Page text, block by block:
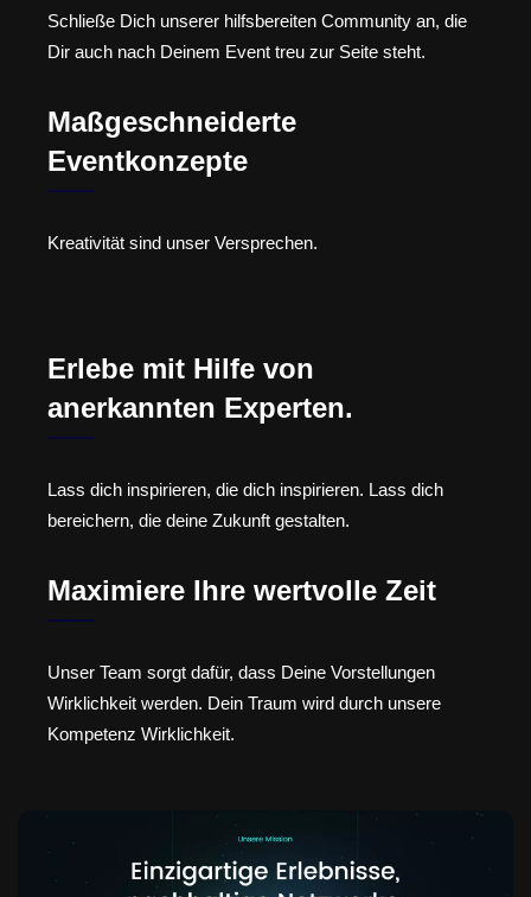
Schließe Dich unserer hilfsbereiten Community an, die
Dir auch nach Deinem Event treu zur Seite steht.
Maßgeschneiderte
Eventkonzepte
Kreativität sind unser Versprechen.
Erlebe mit Hilfe von
anerkannten Experten.
Lass dich inspirieren, die dich inspirieren. Lass dich
bereichern, die deine Zukunft gestalten.
Maximiere Ihre wertvolle Zeit
Unser Team sorgt dafür, dass Deine Vorstellungen
Wirklichkeit werden. Dein Traum wird durch unsere
Kompetenz Wirklichkeit.